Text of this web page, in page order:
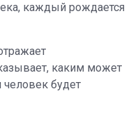
каждый рождается
каким может
будет